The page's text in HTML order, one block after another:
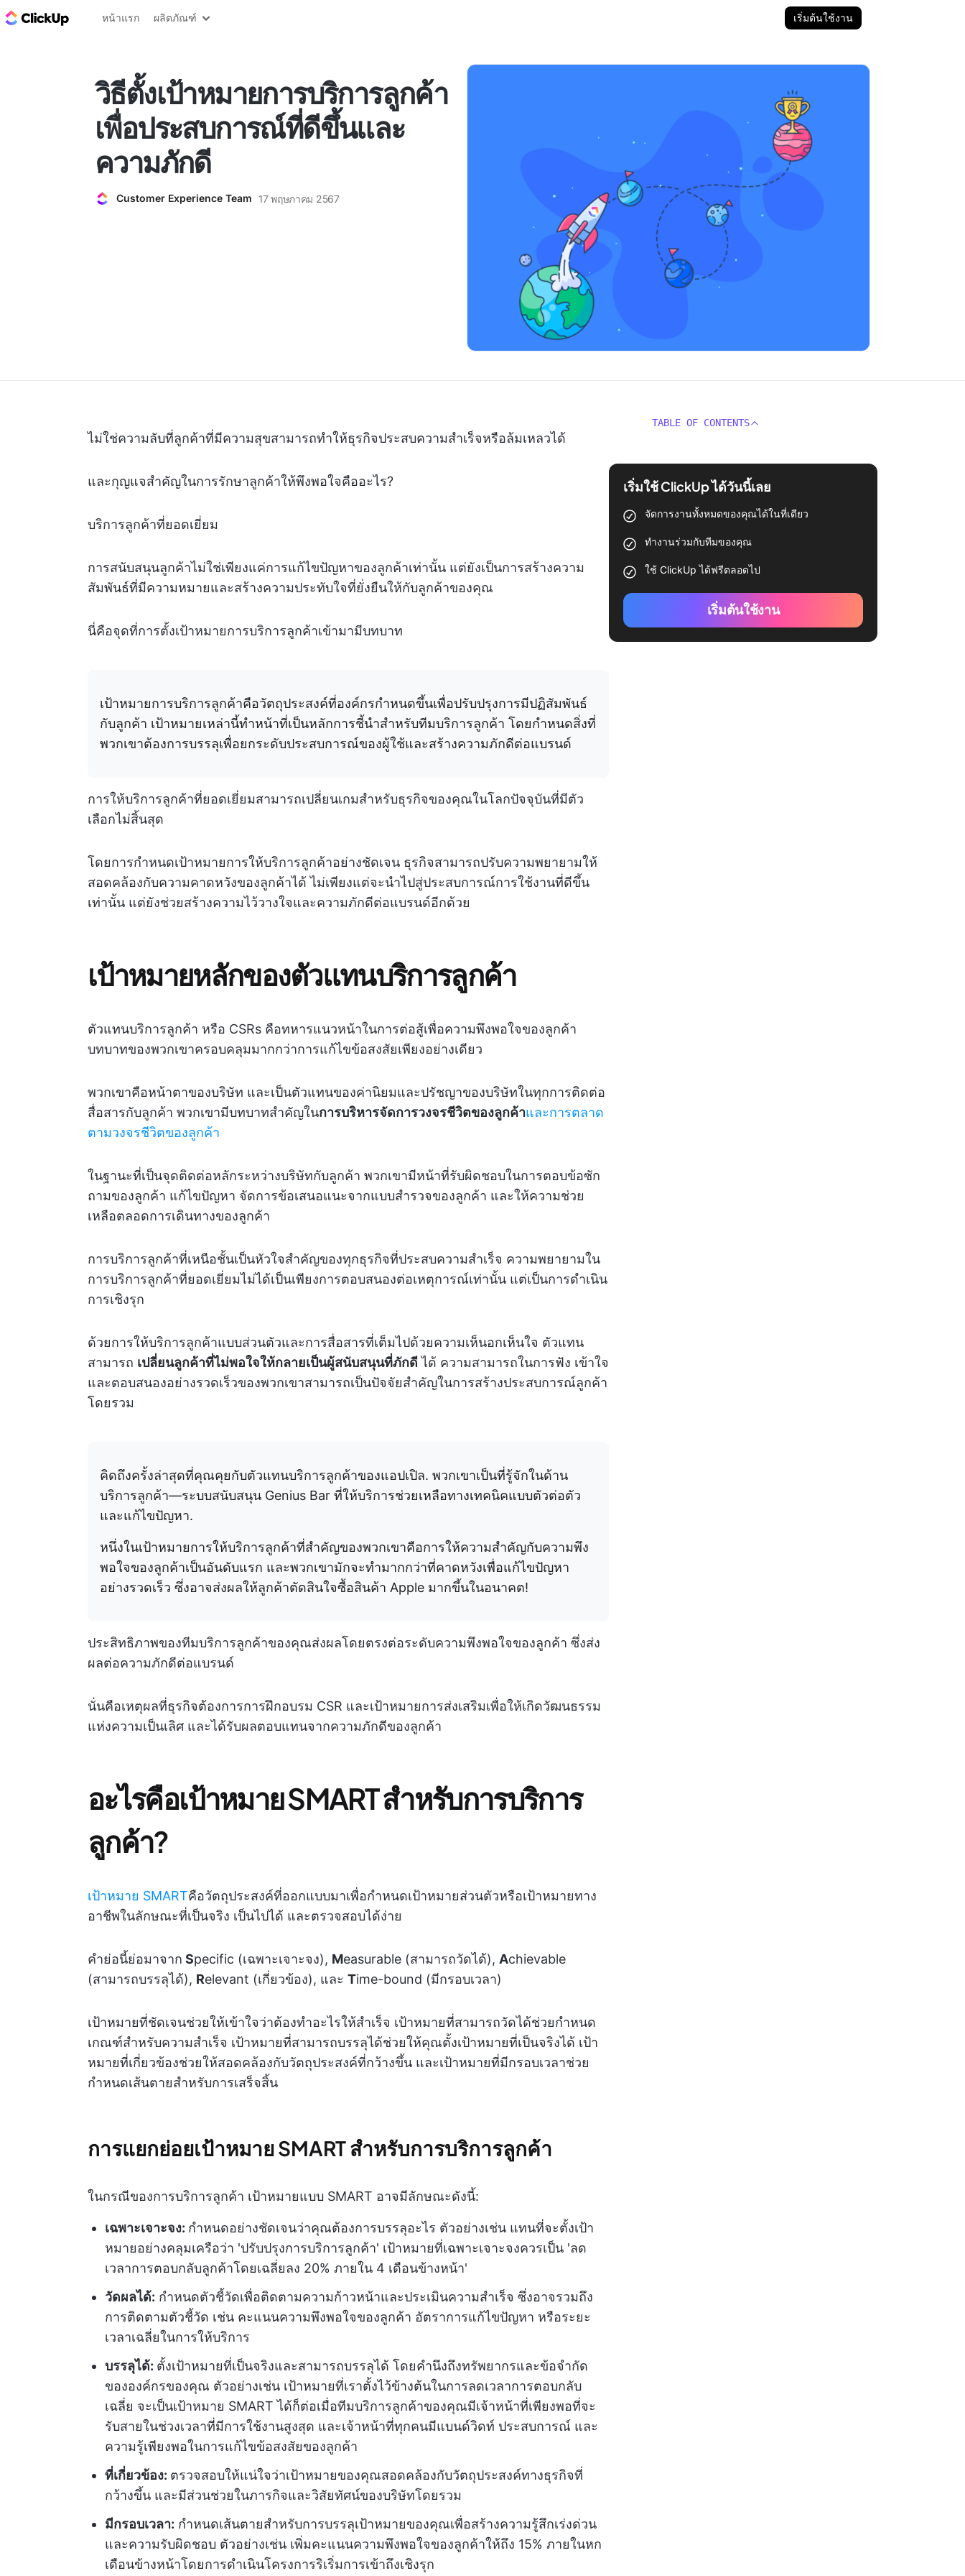
บล็อก ClickUp
หน้าแรก ผลิตภัณฑ์ เริ่มต้นใช้งาน
วิธีตั้งเป้าหมายการบริการลูกค้า
เพื่อประสบการณ์ที่ดีขึ้นและ
ความภักดี
Customer Experience Team 17 พฤษภาคม 2567
ไม่ใช่ความลับที่ลูกค้าที่มีความสุขสามารถทำให้ธุรกิจประสบความสำเร็จหรือล้มเหลวได้
และกุญแจสำคัญในการรักษาลูกค้าให้พึงพอใจคืออะไร?
บริการลูกค้าที่ยอดเยี่ยม
การสนับสนุนลูกค้าไม่ใช่เพียงแค่การแก้ไขปัญหาของลูกค้าเท่านั้น แต่ยังเป็นการสร้างความ
สัมพันธ์ที่มีความหมายและสร้างความประทับใจที่ยั่งยืนให้กับลูกค้าของคุณ
นี่คือจุดที่การตั้งเป้าหมายการบริการลูกค้าเข้ามามีบทบาท
เป้าหมายการบริการลูกค้าคือวัตถุประสงค์ที่องค์กรกำหนดขึ้นเพื่อปรับปรุงการมีปฏิสัมพันธ์
กับลูกค้า เป้าหมายเหล่านี้ทำหน้าที่เป็นหลักการชี้นำสำหรับทีมบริการลูกค้า โดยกำหนดสิ่งที่
พวกเขาต้องการบรรลุเพื่อยกระดับประสบการณ์ของผู้ใช้และสร้างความภักดีต่อแบรนด์
การให้บริการลูกค้าที่ยอดเยี่ยมสามารถเปลี่ยนเกมสำหรับธุรกิจของคุณในโลกปัจจุบันที่มีตัว
เลือกไม่สิ้นสุด
โดยการกำหนดเป้าหมายการให้บริการลูกค้าอย่างชัดเจน ธุรกิจสามารถปรับความพยายามให้
สอดคล้องกับความคาดหวังของลูกค้าได้ ไม่เพียงแต่จะนำไปสู่ประสบการณ์การใช้งานที่ดีขึ้น
เท่านั้น แต่ยังช่วยสร้างความไว้วางใจและความภักดีต่อแบรนด์อีกด้วย
เป้าหมายหลักของตัวแทนบริการลูกค้า
ตัวแทนบริการลูกค้า หรือ CSRs คือทหารแนวหน้าในการต่อสู้เพื่อความพึงพอใจของลูกค้า
บทบาทของพวกเขาครอบคลุมมากกว่าการแก้ไขข้อสงสัยเพียงอย่างเดียว
พวกเขาคือหน้าตาของบริษัท และเป็นตัวแทนของค่านิยมและปรัชญาของบริษัทในทุกการติดต่อ
สื่อสารกับลูกค้า พวกเขามีบทบาทสำคัญในการบริหารจัดการวงจรชีวิตของลูกค้าและการตลาด
ตามวงจรชีวิตของลูกค้า
ในฐานะที่เป็นจุดติดต่อหลักระหว่างบริษัทกับลูกค้า พวกเขามีหน้าที่รับผิดชอบในการตอบข้อซัก
ถามของลูกค้า แก้ไขปัญหา จัดการข้อเสนอแนะจากแบบสำรวจของลูกค้า และให้ความช่วย
เหลือตลอดการเดินทางของลูกค้า
การบริการลูกค้าที่เหนือชั้นเป็นหัวใจสำคัญของทุกธุรกิจที่ประสบความสำเร็จ ความพยายามใน
การบริการลูกค้าที่ยอดเยี่ยมไม่ได้เป็นเพียงการตอบสนองต่อเหตุการณ์เท่านั้น แต่เป็นการดำเนิน
การเชิงรุก
ด้วยการให้บริการลูกค้าแบบส่วนตัวและการสื่อสารที่เต็มไปด้วยความเห็นอกเห็นใจ ตัวแทน
สามารถ เปลี่ยนลูกค้าที่ไม่พอใจให้กลายเป็นผู้สนับสนุนที่ภักดีได้ ความสามารถในการฟัง เข้าใจ
และตอบสนองอย่างรวดเร็วของพวกเขาสามารถเป็นปัจจัยสำคัญในการสร้างประสบการณ์ลูกค้า
โดยรวม
คิดถึงครั้งล่าสุดที่คุณคุยกับตัวแทนบริการลูกค้าของแอปเปิล. พวกเขาเป็นที่รู้จักในด้าน
บริการลูกค้า—ระบบสนับสนุน Genius Bar ที่ให้บริการช่วยเหลือทางเทคนิคแบบตัวต่อตัว
และแก้ไขปัญหา.
หนึ่งในเป้าหมายการให้บริการลูกค้าที่สำคัญของพวกเขาคือการให้ความสำคัญกับความพึง
พอใจของลูกค้าเป็นอันดับแรก และพวกเขามักจะทำมากกว่าที่คาดหวังเพื่อแก้ไขปัญหา
อย่างรวดเร็ว ซึ่งอาจส่งผลให้ลูกค้าตัดสินใจซื้อสินค้า Apple มากขึ้นในอนาคต!
ประสิทธิภาพของทีมบริการลูกค้าของคุณส่งผลโดยตรงต่อระดับความพึงพอใจของลูกค้า ซึ่งส่ง
ผลต่อความภักดีต่อแบรนด์
นั่นคือเหตุผลที่ธุรกิจต้องการการฝึกอบรม CSR และเป้าหมายการส่งเสริมเพื่อให้เกิดวัฒนธรรม
แห่งความเป็นเลิศ และได้รับผลตอบแทนจากความภักดีของลูกค้า
อะไรคือเป้าหมาย SMART สำหรับการบริการ
ลูกค้า?
เป้าหมาย SMARTคือวัตถุประสงค์ที่ออกแบบมาเพื่อกำหนดเป้าหมายส่วนตัวหรือเป้าหมายทาง
อาชีพในลักษณะที่เป็นจริง เป็นไปได้ และตรวจสอบได้ง่าย
คำย่อนี้ย่อมาจาก Specific (เฉพาะเจาะจง), Measurable (สามารถวัดได้), Achievable
(สามารถบรรลุได้), Relevant (เกี่ยวข้อง), และ Time-bound (มีกรอบเวลา)
เป้าหมายที่ชัดเจนช่วยให้เข้าใจว่าต้องทำอะไรให้สำเร็จ เป้าหมายที่สามารถวัดได้ช่วยกำหนด
เกณฑ์สำหรับความสำเร็จ เป้าหมายที่สามารถบรรลุได้ช่วยให้คุณตั้งเป้าหมายที่เป็นจริงได้ เป้า
หมายที่เกี่ยวข้องช่วยให้สอดคล้องกับวัตถุประสงค์ที่กว้างขึ้น และเป้าหมายที่มีกรอบเวลาช่วย
กำหนดเส้นตายสำหรับการเสร็จสิ้น
การแยกย่อยเป้าหมาย SMART สำหรับการบริการลูกค้า
ในกรณีของการบริการลูกค้า เป้าหมายแบบ SMART อาจมีลักษณะดังนี้:
เฉพาะเจาะจง: กำหนดอย่างชัดเจนว่าคุณต้องการบรรลุอะไร ตัวอย่างเช่น แทนที่จะตั้งเป้า
หมายอย่างคลุมเครือว่า 'ปรับปรุงการบริการลูกค้า' เป้าหมายที่เฉพาะเจาะจงควรเป็น 'ลด
เวลาการตอบกลับลูกค้าโดยเฉลี่ยลง 20% ภายใน 4 เดือนข้างหน้า'
วัดผลได้: กำหนดตัวชี้วัดเพื่อติดตามความก้าวหน้าและประเมินความสำเร็จ ซึ่งอาจรวมถึง
การติดตามตัวชี้วัด เช่น คะแนนความพึงพอใจของลูกค้า อัตราการแก้ไขปัญหา หรือระยะ
เวลาเฉลี่ยในการให้บริการ
บรรลุได้: ตั้งเป้าหมายที่เป็นจริงและสามารถบรรลุได้ โดยคำนึงถึงทรัพยากรและข้อจำกัด
ขององค์กรของคุณ ตัวอย่างเช่น เป้าหมายที่เราตั้งไว้ข้างต้นในการลดเวลาการตอบกลับ
เฉลี่ย จะเป็นเป้าหมาย SMART ได้ก็ต่อเมื่อทีมบริการลูกค้าของคุณมีเจ้าหน้าที่เพียงพอที่จะ
รับสายในช่วงเวลาที่มีการใช้งานสูงสุด และเจ้าหน้าที่ทุกคนมีแบนด์วิดท์ ประสบการณ์ และ
ความรู้เพียงพอในการแก้ไขข้อสงสัยของลูกค้า
ที่เกี่ยวข้อง: ตรวจสอบให้แน่ใจว่าเป้าหมายของคุณสอดคล้องกับวัตถุประสงค์ทางธุรกิจที่
กว้างขึ้น และมีส่วนช่วยในภารกิจและวิสัยทัศน์ของบริษัทโดยรวม
มีกรอบเวลา: กำหนดเส้นตายสำหรับการบรรลุเป้าหมายของคุณเพื่อสร้างความรู้สึกเร่งด่วน
และความรับผิดชอบ ตัวอย่างเช่น เพิ่มคะแนนความพึงพอใจของลูกค้าให้ถึง 15% ภายในหก
เดือนข้างหน้าโดยการดำเนินโครงการริเริ่มการเข้าถึงเชิงรุก
TABLE OF CONTENTS
เริ่มใช้ ClickUp ได้วันนี้เลย
จัดการงานทั้งหมดของคุณได้ในที่เดียว
ทำงานร่วมกับทีมของคุณ
ใช้ ClickUp ได้ฟรีตลอดไป
เริ่มต้นใช้งาน